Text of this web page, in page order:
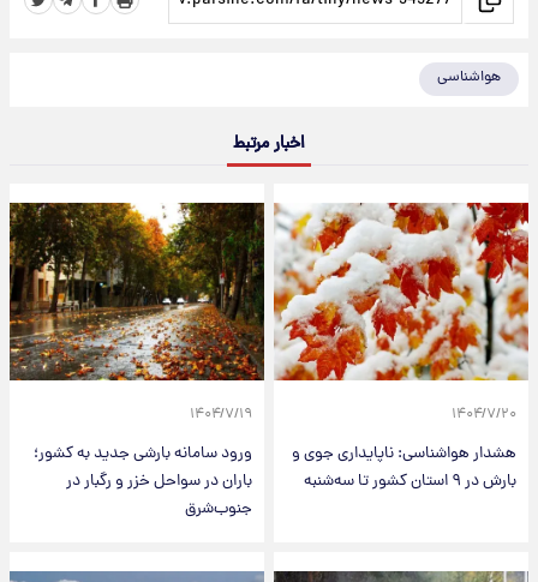
هواشناسی
اخبار مرتبط
۱۴۰۴/۷/۲۰
هشدار هواشناسی: ناپایداری جوی و
بارش در ۹ استان کشور تا سه‌شنبه
۱۴۰۴/۷/۱۹
ورود سامانه بارشی جدید به کشور؛
باران در سواحل خزر و رگبار در
جنوب‌شرق